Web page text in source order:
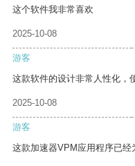
这个软件我非常喜欢
2025-10-08
游客
这款软件的设计非常人性化，
2025-10-08
游客
这款加速器VPM应用程序已经